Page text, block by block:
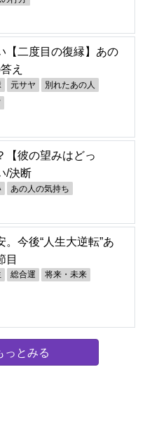
【二度目の復縁】あの
え
元サヤ 別れたあの人
彼の望みはどっ
/決断
あの人の気持ち
今後“人生大逆転”あ
目
総合運 将来・未来
っとみる